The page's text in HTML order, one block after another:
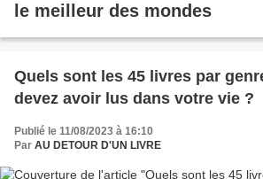
le meilleur des mondes
Quels sont les 45 livres par
devez avoir lus dans votre vie ?
Publié le 11/08/2023 à 16:10
Par AU DETOUR D'UN LIVRE